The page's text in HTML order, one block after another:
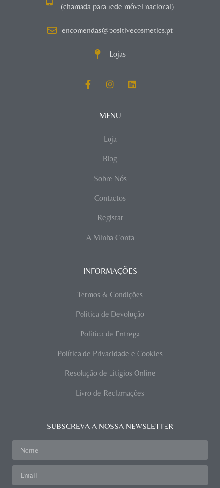
(chamada para rede móvel nacional)
encomendas@positivecosmetics.pt
Lojas
MENU
Loja
Blog
Sobre Nós
Contactos
Registar
A Minha Conta
INFORMAÇÕES
Termos & Condições
Política de Devolução
Política de Entrega
Política de Privacidade e Cookies
Resolução de Litígios Online
Livro de Reclamações
SUBSCREVA A NOSSA NEWSLETTER